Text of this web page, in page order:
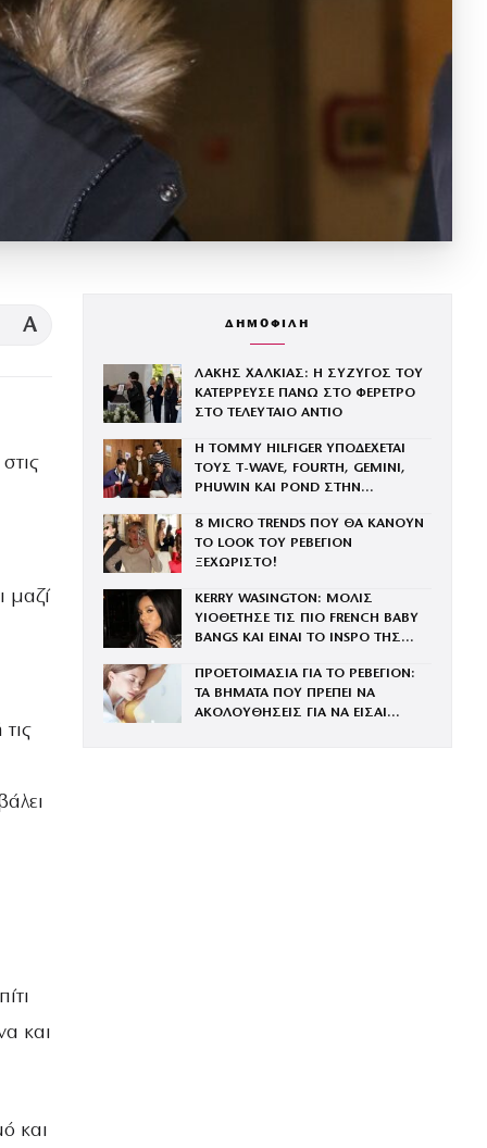
A
μαζί
και
και
ΔΗΜΟΦΙΛΗ
ΛΑΚΗΣ ΧΑΛΚΙΑΣ: Η ΣΥΖΥΓΟΣ ΤΟΥ
ΚΑΤΕΡΡΕΥΣΕ ΠΑΝΩ ΣΤΟ ΦΕΡΕΤΡΟ
ΣΤΟ ΤΕΛΕΥΤΑΙΟ ΑΝΤΙΟ
Η TOMMY HILFIGER ΥΠΟΔΕΧΕΤΑΙ
ΤΟΥΣ Τ-WAVE, FOURTH, GEMINI,
PHUWIN ΚΑΙ POND ΣΤΗΝ
8 MICRO TRENDS ΠΟΥ ΘΑ ΚΑΝΟΥΝ
ΤΟ LOOK ΤΟΥ ΡΕΒΕΓΙΟΝ
ΞΕΧΩΡΙΣΤΟ!
KERRY WASINGTON: ΜΟΛΙΣ
ΥΙΟΘΕΤΗΣΕ ΤΙΣ ΠΙΟ FRENCH BABY
BANGS ΚΑΙ ΕΙΝΑΙ ΤΟ INSPO ΤΗΣ
ΠΡΟΕΤΟΙΜΑΣΙΑ ΓΙΑ ΤΟ ΡΕΒΕΓΙΟΝ:
ΤΑ ΒΗΜΑΤΑ ΠΟΥ ΠΡΕΠΕΙ ΝΑ
ΑΚΟΛΟΥΘΗΣΕΙΣ ΓΙΑ ΝΑ ΕΙΣΑΙ